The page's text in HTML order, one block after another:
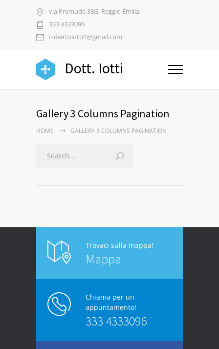
via Premuda 38G, Reggio Emilia
333 4333096
robertoiotti1@gmail.com
Dott. Iotti
Gallery 3 Columns Pagination
HOME GALLERY 3 COLUMNS PAGINATION
Trovaci sulla mappa!
Mappa
Chiama per un
appuntamento!
333 4333096